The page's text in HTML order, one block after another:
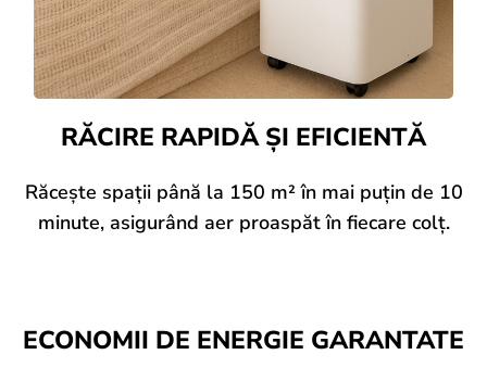
RĂCIRE RAPIDĂ ȘI EFICIENTĂ
Răcește spații până la 150 m² în mai puțin de 10
minute, asigurând aer proaspăt în fiecare colț.
ECONOMII DE ENERGIE GARANTATE